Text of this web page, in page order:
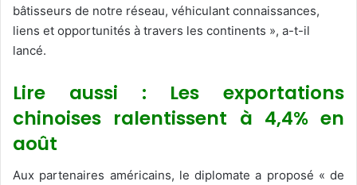
bâtisseurs de notre réseau, véhiculant connaissances,
liens et opportunités à travers les continents », a-t-il
lancé.
Lire aussi : Les exportations
chinoises ralentissent à 4,4% en
août
Aux partenaires américains, le diplomate a proposé « de